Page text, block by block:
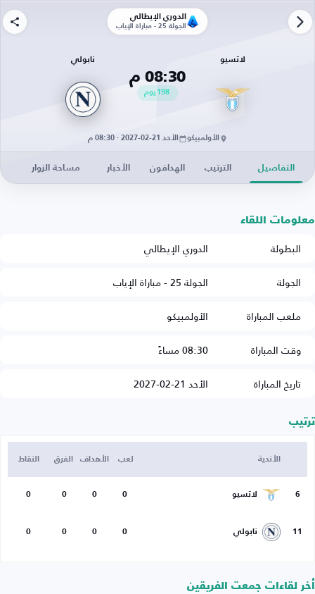
الدوري الإيطالي
الجولة 25 - مباراة الإياب
لاتسيو
08:30 م
198 يوم
نابولي
الأولمبيكو الأحد 21-02-2027 · 08:30 م
التفاصيل الترتيب الهدافون الأخبار مساحة الزوار
معلومات اللقاء
البطولة
الدوري الإيطالي
الجولة
الجولة 25 - مباراة الإياب
ملعب المباراة
الأولمبيكو
وقت المباراة
08:30 مساءً
تاريخ المباراة
الأحد 21-02-2027
ترتيب
الأندية لعب الأهداف الفرق النقاط
6 لاتسيو 0
0
0
0
11 نابولي 0
0
0
0
أخر لقاءات جمعت الفريقين